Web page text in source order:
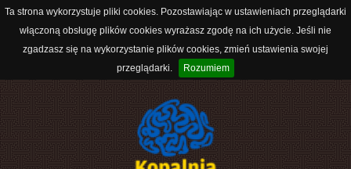
Ta strona wykorzystuje pliki cookies. Pozostawiając w ustawieniach przeglądarki
włączoną obsługę plików cookies wyrażasz zgodę na ich użycie. Jeśli nie
zgadzasz się na wykorzystanie plików cookies, zmień ustawienia swojej
przeglądarki.
Rozumiem